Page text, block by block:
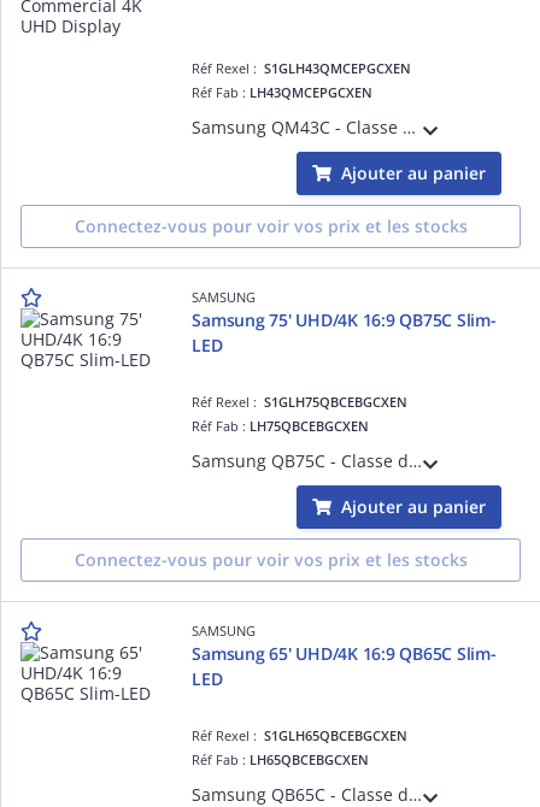
Réf Rexel :S1GLH43QMCEPGCXEN
Réf Fab : LH43QMCEPGCXEN
Samsung QM43C - Classe de diagonale 43' QMC Series écran LCD rétro-éclairé par LED - Crystal UHD - signalisation numérique - Tizen OS - 4K UHD (2160p) 3840 x 2160
Ajouter au panier
Connectez-vous pour voir vos prix et les stocks
SAMSUNG
Samsung 75' UHD/4K 16:9 QB75C Slim-
LED
Réf Rexel :S1GLH75QBCEBGCXEN
Réf Fab : LH75QBCEBGCXEN
Samsung QB75C - Classe de diagonale 75' QBC Series écran LCD rétro-éclairé par LED - signalisation numérique - Tizen OS - 4K UHD (2160p) 3840 x 2160
Ajouter au panier
Connectez-vous pour voir vos prix et les stocks
SAMSUNG
Samsung 65' UHD/4K 16:9 QB65C Slim-
LED
Réf Rexel :S1GLH65QBCEBGCXEN
Réf Fab : LH65QBCEBGCXEN
Samsung QB65C - Classe de diagonale 65' QBC Series écran LCD rétro-éclairé par LED - signalisation numérique - Tizen OS - 4K UHD (2160p) 3840 x 2160